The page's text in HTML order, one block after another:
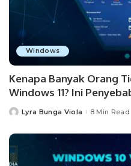
Windows
Kenapa Banyak Orang
Windows 11? Ini
PostedLyra Bunga Viola 8 Min Read